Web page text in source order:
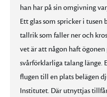
han har på sin omgivning
Ett glas som spricker i
tallrik som faller ner och
vet är att någon haft
svårförklarliga talang länge.
flugen till en plats belägen
Institutet. Där utnyttjas